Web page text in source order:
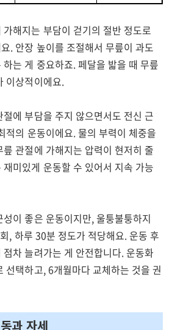
해지는 부담이 걷기의 절반 정도로
. 안장 높이를 조절해서 무릎이 과도
는 게 중요하죠. 페달을 밟을 때 무릎
이상적이에요.
에 부담을 주지 않으면서도 전신 근
적의 운동이에요. 물의 부력이 체중을
관절에 가해지는 압력이 현저히 줄
미있게 운동할 수 있어서 지속 가능
이 좋은 운동이지만, 울퉁불퉁하지
, 하루 30분 정도가 적당해요. 운동 후
차 늘려가는 게 안전합니다. 운동화
선택하고, 6개월마다 교체하는 것을 권
과 자세